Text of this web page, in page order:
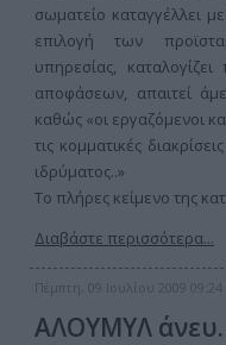
σωματείο καταγγέλλει
επιλογή των
υπηρεσίας,
αποφάσεων, απαιτεί
καθώς «οι εργαζόμενοι
τις κομματικές
ιδρύματος..»
Το πλήρες κείμενο της
Διαβάστε περισσότερα...
Πέμπτη, 09 Ιουλίου 2009 09:24
ΑΛΟΥΜΥΛ